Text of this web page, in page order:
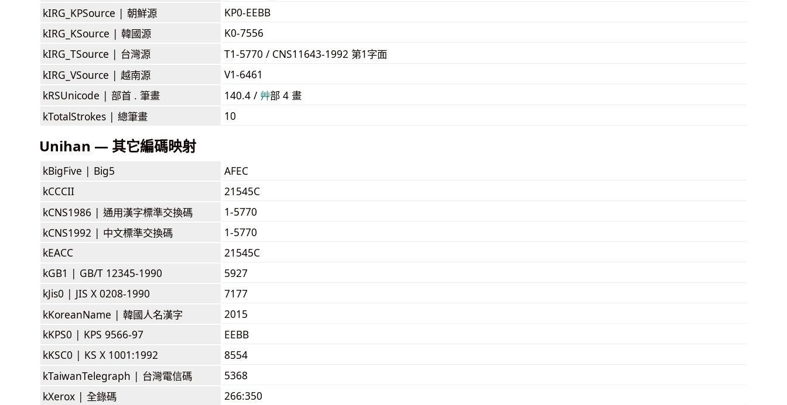
kIRG_KPSource | 朝鮮源
KP0-EEBB
kIRG_KSource | 韓國源
K0-7556
kIRG_TSource | 台灣源
T1-5770 / CNS11643-1992 第1字面
kIRG_VSource | 越南源
V1-6461
kRSUnicode | 部首 . 筆畫 140.4 / ⾋部 4 畫
kTotalStrokes | 總筆畫 10
Unihan — 其它編碼映射
kBigFive | Big5
AFEC
kCCCII
21545C
kCNS1986 | 通用漢字標準交換碼
1-5770
kCNS1992 | 中文標準交換碼
1-5770
kEACC
21545C
kGB1 | GB/T 12345-1990
5927
kJis0 | JIS X 0208-1990
7177
kKoreanName | 韓國人名漢字
2015
kKPS0 | KPS 9566-97
EEBB
kKSC0 | KS X 1001:1992
8554
kTaiwanTelegraph | 台灣電信碼
5368
kXerox | 全錄碼 266:350